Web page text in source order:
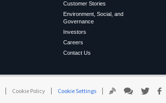
Customer Stories
Environment, Social, and
Governance
Investors
Careers
Contact Us
Cookie Policy Cookie Settings